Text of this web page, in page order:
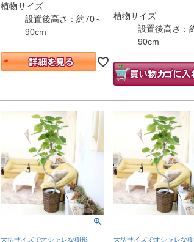
植物サイズ
設置後高さ：約70～
90cm
植物サイズ
設置後高さ：
90cm
大型サイズでオシャレな樹形 大型サイズでオシャレな